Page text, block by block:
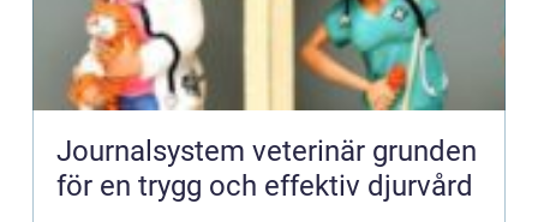
Journalsystem veterinär grunden
för en trygg och effektiv djurvård